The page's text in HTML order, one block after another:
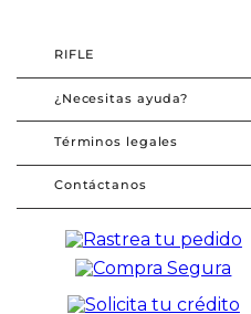
RIFLE
¿Necesitas ayuda?
Términos legales
Contáctanos